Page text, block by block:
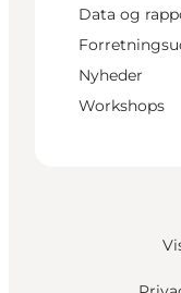
Data og
Nyheder
Workshops